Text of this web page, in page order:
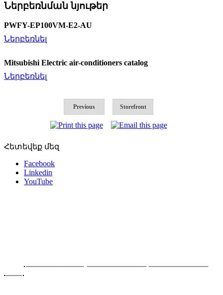
Ներբեռնման նյութեր
PWFY-EP100VM-E2-AU
Ներբեռնել
Mitsubishi Electric air-conditioners catalog
Ներբեռնել
Previous Storefront
Հետեվեք մեզ
Facebook
Linkedin
YouTube